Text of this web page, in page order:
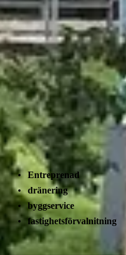
Entreprenad
dränering
byggservice
fastighetsförvalnitning